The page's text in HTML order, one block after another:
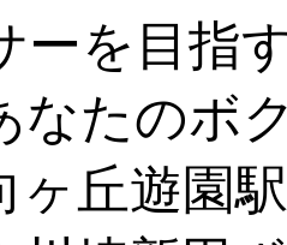
ーを目指
なたのボ
ヶ丘遊園